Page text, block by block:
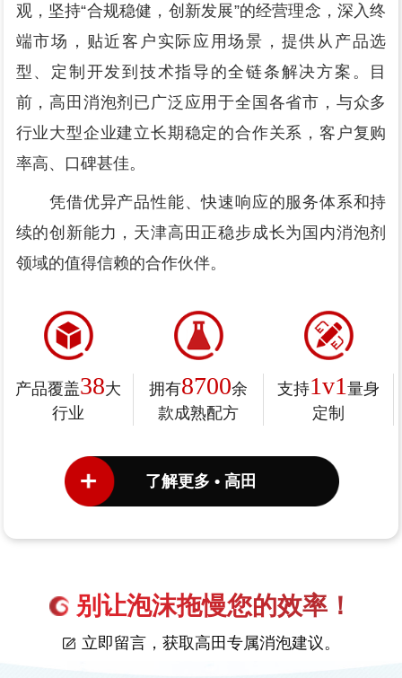
观，坚持“合规稳健，创新发展”的经营理念，深入终
端市场，贴近客户实际应用场景，提供从产品选
型、定制开发到技术指导的全链条解决方案。目
前，高田消泡剂已广泛应用于全国各省市，与众多
行业大型企业建立长期稳定的合作关系，客户复购
率高、口碑甚佳。
凭借优异产品性能、快速响应的服务体系和持
续的创新能力，天津高田正稳步成长为国内消泡剂
领域的值得信赖的合作伙伴。
产品覆盖38大
行业
拥有8700余
款成熟配方
支持1v1量身
定制
了解更多 • 高田
别让泡沫拖慢您的效率！
立即留言，获取高田专属消泡建议。